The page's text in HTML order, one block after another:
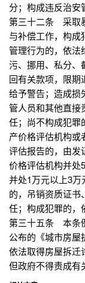
分；构成违反治
第三十二条 采取
与补偿工作，构成
管理行为的，依
污、挪用、私分、
回有关款项，限期
给予警告；造成损
管人员和其他直接
任；尚不构成犯
产价格评估机构或
评估报告的，由发
价格评估机构并处
并处1万元以上3
的，吊销资质证书
任；构成犯罪
第三十五条 本条
公布的《城市房屋
依法取得房屋拆迁
但政府不得责成有